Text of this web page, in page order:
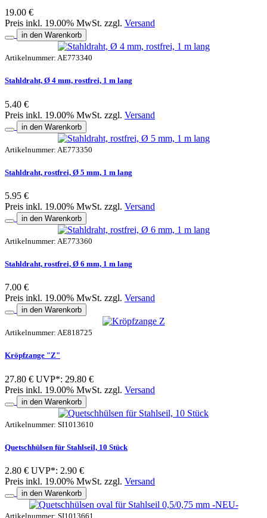
19.00 €
Preis inkl. 19.00% MwSt. zzgl. Versand
in den Warenkorb
Artikelnummer: AE773340
Stahldraht, Ø 4 mm, rostfrei, 1 m lang
5.40 €
Preis inkl. 19.00% MwSt. zzgl. Versand
in den Warenkorb
Artikelnummer: AE773350
Stahldraht, rostfrei, Ø 5 mm, 1 m lang
5.95 €
Preis inkl. 19.00% MwSt. zzgl. Versand
in den Warenkorb
Artikelnummer: AE773360
Stahldraht, rostfrei, Ø 6 mm, 1 m lang
7.00 €
Preis inkl. 19.00% MwSt. zzgl. Versand
in den Warenkorb
Artikelnummer: AE818725
Kröpfzange "Z"
27.80 € UVP*: 29.80 €
Preis inkl. 19.00% MwSt. zzgl. Versand
in den Warenkorb
Artikelnummer: SI1013610
Quetschhülsen für Stahlseil, 10 Stück
2.80 € UVP*: 2.90 €
Preis inkl. 19.00% MwSt. zzgl. Versand
in den Warenkorb
Artikelnummer: SI1013661